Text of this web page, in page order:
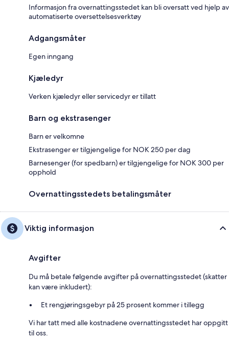
Informasjon fra overnattingsstedet kan bli oversatt ved hjelp av
automatiserte oversettelsesverktøy
Adgangsmåter
Egen inngang
Kjæledyr
Verken kjæledyr eller servicedyr er tillatt
Barn og ekstrasenger
Barn er velkomne
Ekstrasenger er tilgjengelige for NOK 250 per dag
Barnesenger (for spedbarn) er tilgjengelige for NOK 300 per
opphold
Overnattingsstedets betalingsmåter
Viktig informasjon
Avgifter
Du må betale følgende avgifter på overnattingsstedet (skatter
kan være inkludert):
Et rengjøringsgebyr på 25 prosent kommer i tillegg
Vi har tatt med alle kostnadene overnattingsstedet har oppgitt
til oss.